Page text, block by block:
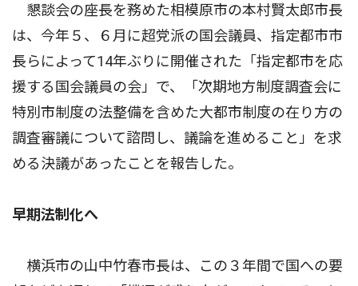
懇談会の座長を務めた相模原市の本村賢太郎市長
は、今年５、６月に超党派の国会議員、指定都市市
長らによって14年ぶりに開催された「指定都市を応
援する国会議員の会」で、「次期地方制度調査会に
特別市制度の法整備を含めた大都市制度の在り方の
調査審議について諮問し、議論を進めること」を求
める決議があったことを報告した。
早期法制化へ
横浜市の山中竹春市長は、この３年間で国への要